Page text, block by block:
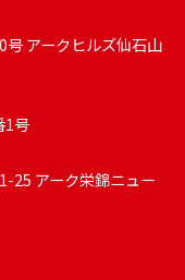
アークヒルズ仙石山
1号
25 アーク栄錦ニュー